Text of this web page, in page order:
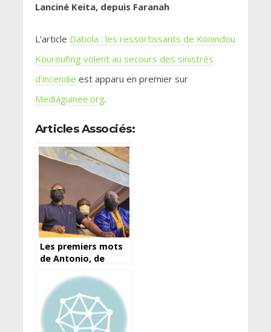
Lanciné Keita, depuis Faranah
L’article Dabola : les ressortissants de Konindou
Kouroufïng volent au secours des sinistrés
d’incendie est apparu en premier sur
Mediaguinee.org.
Articles Associés:
Les premiers mots
de Antonio, de